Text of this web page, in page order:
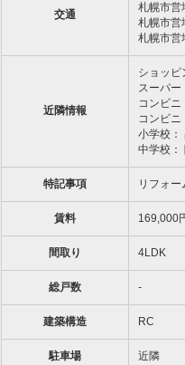
交通
札幌市営
札幌市営
札幌市営
近隣情報
ショッピ
スーパ
コンビニ
コンビニ
小学校：
中学校：
特記事項 リフォ
賃料 169,000
間取り 4LDK
総戸数 -
建築構造 RC
駐車場 近隣